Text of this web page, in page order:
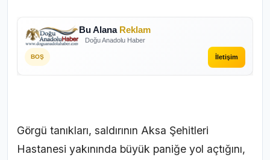
Bu Alana Reklam
Doğu Anadolu Haber
BOŞ İletişim
Görgü tanıkları, saldırının Aksa Şehitleri
Hastanesi yakınında büyük paniğe yol açtığını,